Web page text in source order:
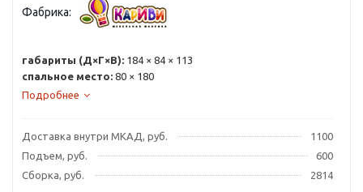
Фабрика:
габариты (Д×Г×В): 184 × 84 × 113
спальное место: 80 × 180
Подробнее
Доставка внутри МКАД, руб.
1100
Подъем, руб.
600
Сборка, руб.
2814